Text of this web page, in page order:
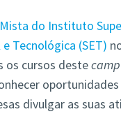
do Instituto
Tecnológica (SET)
os cursos deste
divulgar as suas